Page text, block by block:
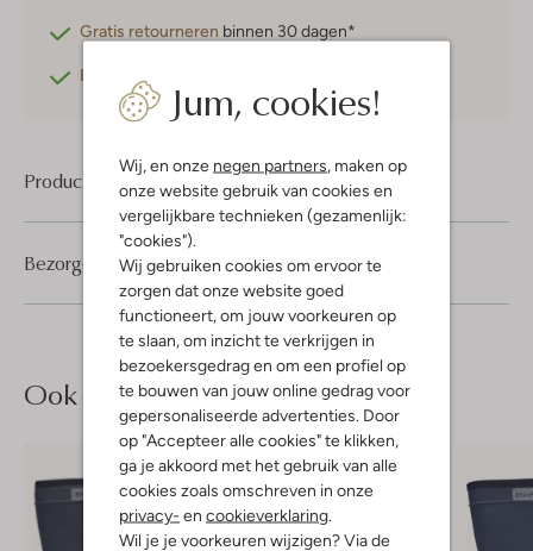
Jum, cookies!
Wij, en onze negen partners, maken op
onze website gebruik van cookies en
vergelijkbare technieken (gezamenlijk:
"cookies").
Wij gebruiken cookies om ervoor te
zorgen dat onze website goed
functioneert, om jouw voorkeuren op
te slaan, om inzicht te verkrijgen in
bezoekersgedrag en om een profiel op
te bouwen van jouw online gedrag voor
gepersonaliseerde advertenties. Door
op "Accepteer alle cookies" te klikken,
ga je akkoord met het gebruik van alle
cookies zoals omschreven in onze
privacy- en cookieverklaring.
Wil je je voorkeuren wijzigen? Via de
Gratis retourneren binnen 30 dagen*
Betaal achteraf
Product informatie
Bezorgen & retourneren
Ook iets voor jou?